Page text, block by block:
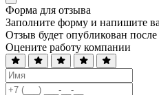
Форма для отзыва
Заполните форму и напишите
Отзыв будет опубликован
Оцените работу компании